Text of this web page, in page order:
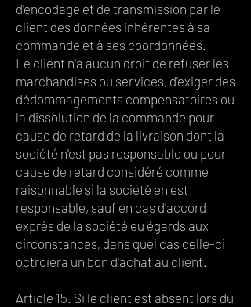
d'encodage et de transmission par le
client des données inhérentes à sa
commande et à ses coordonnées.
Le client n'a aucun droit de refuser les
marchandises ou services, d'exiger des
dédommagements compensatoires ou
la dissolution de la commande pour
cause de retard de la livraison dont la
société n'est pas responsable ou pour
cause de retard considéré comme
raisonnable si la société en est
responsable, sauf en cas d'accord
exprès de la société eu égards aux
circonstances, dans quel cas celle-ci
octroiera un bon d'achat au client.
Article 15. Si le client est absent lors du